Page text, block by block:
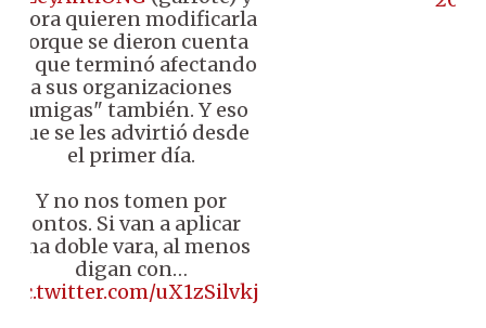
ahora quieren modificarla
porque se dieron cuenta
de que terminó afectando
a sus organizaciones
"amigas" también. Y eso
que se les advirtió desde
el primer día.
Y no nos tomen por
tontos. Si van a aplicar
una doble vara, al menos
digan con…
pic.twitter.com/uX1zSilvkj